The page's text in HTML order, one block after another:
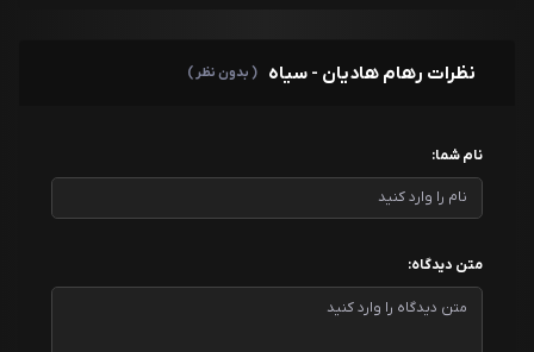
نظرات رهام هادیان - سیاه ( بدون نظر )
نام شما:
متن دیدگاه: